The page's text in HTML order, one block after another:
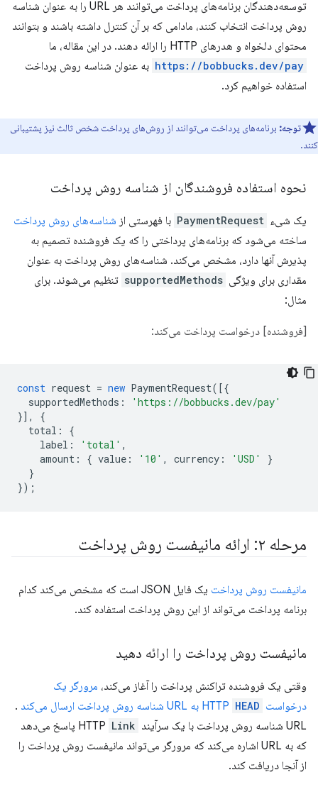
توسعه‌دهندگان برنامه‌های پرداخت می‌توانند هر URL را به عنوان شناسه
روش پرداخت انتخاب کنند، مادامی که بر آن کنترل داشته باشند و بتوانند
محتوای دلخواه و هدرهای HTTP را ارائه دهند. در این مقاله، ما
https://bobbucks.dev/pay به عنوان شناسه روش پرداخت
استفاده خواهیم کرد.
توجه: برنامه‌های پرداخت می‌توانند از روش‌های پرداخت شخص ثالث نیز پشتیبانی
کنند.
نحوه استفاده فروشندگان از شناسه روش پرداخت
یک شیء PaymentRequest با فهرستی از شناسه‌های روش پرداخت
ساخته می‌شود که برنامه‌های پرداختی را که یک فروشنده تصمیم به
پذیرش آنها دارد، مشخص می‌کند. شناسه‌های روش پرداخت به عنوان
مقداری برای ویژگی supportedMethods تنظیم می‌شوند. برای
مثال:
[فروشنده] درخواست پرداخت می‌کند:
const request = new PaymentRequest([{
supportedMethods :
'https://bobbucks.dev/pay'
}],
{
total :
{
label : 'total' ,
amount : { value : '10' , currency : 'USD'
}
}
});
مرحله ۲: ارائه مانیفست روش پرداخت
مانیفست روش پرداخت
یک فایل JSON است که مشخص می‌کند کدام
برنامه پرداخت می‌تواند از این روش پرداخت استفاده کند.
مانیفست روش پرداخت را ارائه دهید
وقتی یک فروشنده تراکنش پرداخت را آغاز می‌کند، مرورگر یک
درخواست HTTP HEAD به URL شناسه روش پرداخت ارسال می‌کند
.
URL شناسه روش پرداخت با یک سرآیند HTTP
Link
پاسخ می‌دهد
که به URL اشاره می‌کند که مرورگر می‌تواند مانیفست روش پرداخت را
از آنجا دریافت کند.